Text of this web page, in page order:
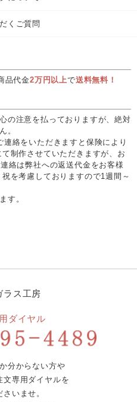
くご質問
品代金2万円以上で送料無料！
の注意を払っておりますが、絶対
。
絡をいただきますと保険により
制作させていただきますが、お
絡は弊社への返送代金をお客様
を考慮しておりますので1週間～
す。
ラス工房
ダイヤル
分からない方や
文専用ダイヤルを
いませ。